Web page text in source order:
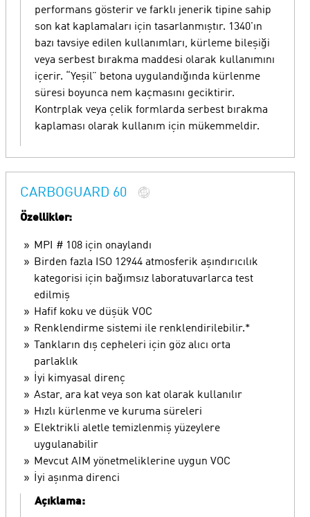
performans gösterir ve farklı jenerik tipine sahip
son kat kaplamaları için tasarlanmıştır. 1340'ın
bazı tavsiye edilen kullanımları, kürleme bileşiği
veya serbest bırakma maddesi olarak kullanımını
içerir. “Yeşil” betona uygulandığında kürlenme
süresi boyunca nem kaçmasını geciktirir.
Kontrplak veya çelik formlarda serbest bırakma
kaplaması olarak kullanım için mükemmeldir.
CARBOGUARD 60
Özellikler:
MPI # 108 için onaylandı
Birden fazla ISO 12944 atmosferik aşındırıcılık
kategorisi için bağımsız laboratuvarlarca test
edilmiş
Hafif koku ve düşük VOC
Renklendirme sistemi ile renklendirilebilir.*
Tankların dış cepheleri için göz alıcı orta
parlaklık
İyi kimyasal direnç
Astar, ara kat veya son kat olarak kullanılır
Hızlı kürlenme ve kuruma süreleri
Elektrikli aletle temizlenmiş yüzeylere
uygulanabilir
Mevcut AIM yönetmeliklerine uygun VOC
İyi aşınma direnci
Açıklama: